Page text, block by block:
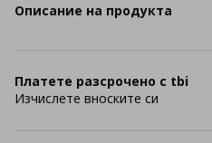
Описание на продукта
Платете разсрочено с tbi
Изчислете вноските си